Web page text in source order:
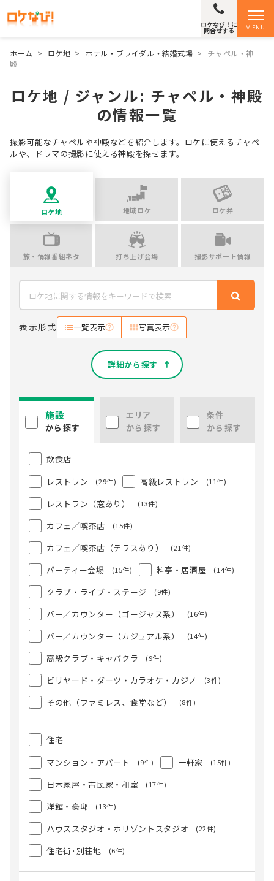
MENU
ロケなび！に
問合せする
ホーム > ロケ地 > ホテル・ブライダル・結婚式場 >
チャペル・神
殿
ロケ地 / ジャンル: チャペル・神殿
の情報一覧
撮影可能なチャペルや神殿などを紹介します。ロケに使えるチャペ
ルや、ドラマの撮影に使える神殿を探せます。
ロケ地 地域ロケ ロケ弁
旅・情報番組ネタ 打ち上げ会場 撮影サポート情報
表示形式 一覧表示 写真表示
詳細から探す
施設
から探す
エリア
から探す
条件
から探す
飲食店
レストラン
(29件) 高級レストラン (11件)
レストラン（窓あり） (13件)
カフェ／喫茶店 (15件)
カフェ／喫茶店（テラスあり） (21件)
パーティー会場 (15件) 料亭・居酒屋 (14件)
クラブ・ライブ・ステージ (9件)
バー／カウンター（ゴージャス系） (16件)
バー／カウンター（カジュアル系） (14件)
高級クラブ・キャバクラ (9件)
ビリヤード・ダーツ・カラオケ・カジノ (3件)
その他（ファミレス、食堂など） (8件)
住宅
マンション・アパート
(9件) 一軒家 (15件)
日本家屋・古民家・和室 (17件)
洋館・豪邸 (13件)
ハウススタジオ・ホリゾントスタジオ (22件)
住宅街･別荘地 (6件)